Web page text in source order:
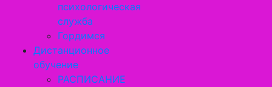
психологическая
служба
Гордимся
Дистанционное
обучение
РАСПИСАНИЕ